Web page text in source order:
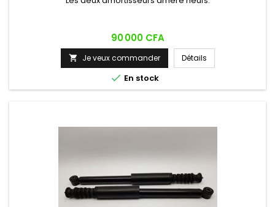
Prix
90 000 CFA
 Je veux commander Détails
 En stock